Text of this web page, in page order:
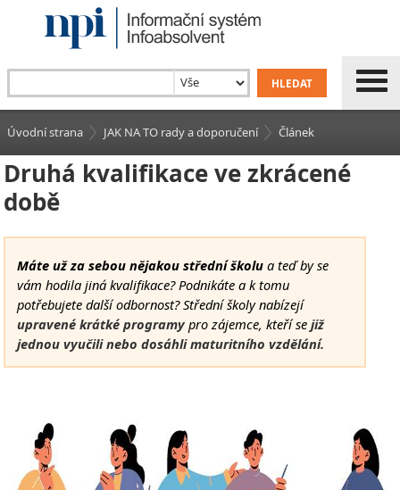
Úvodní strana JAK NA TO rady a doporučení Článek
Druhá kvalifikace ve zkrácené
době
Máte už za sebou nějakou střední školua teď by se
vám hodila jiná kvalifikace? Podnikáte a k tomu
potřebujete další odbornost? Střední školy nabízejí
upravené krátké programypro zájemce, kteří sejiž
jednou vyučili nebo dosáhli maturitního vzdělání.